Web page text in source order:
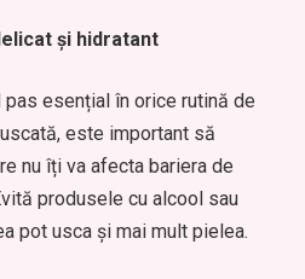
și hidratant
esențial în orice rutină de
este important să
nu îți va afecta bariera de
produsele cu alcool sau
pot usca și mai mult pielea.